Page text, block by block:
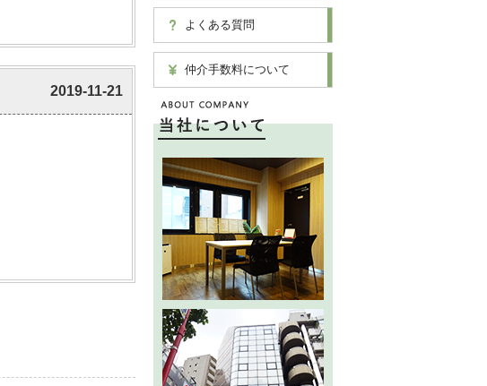
2019-11-21
よくある質問
仲介手数料について